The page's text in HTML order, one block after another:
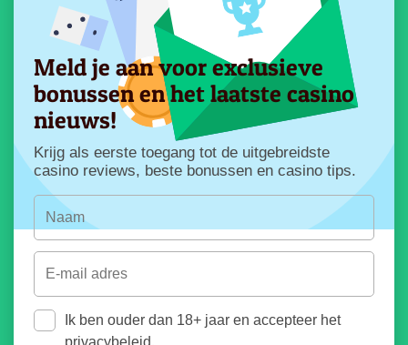
Meld je aan voor exclusieve
bonussen en het laatste casino
nieuws!
Krijg als eerste toegang tot de uitgebreidste
casino reviews, beste bonussen en casino tips.
Ik ben ouder dan 18+ jaar en accepteer het